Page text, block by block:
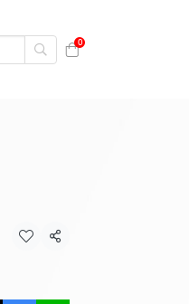
0
แชร์